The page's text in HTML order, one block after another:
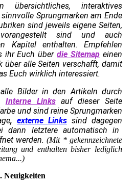
interaktives
Sprungmarken am Ende
sind jeweils eigene Seiten,
sind und auch
Kapitel enthalten. Empfehlen
ihr Euch überdie Sitemap einen
über alle Seiten verschafft, damit
Euch wirklich interessiert.
Bilder in den Artikeln durch
Interne Links auf dieser Seite
und sind reine Sprungmarken
, externe Links sind dagegen
dann letztere automatisch in
werden.(Mit * gekennzeichnete
und enthalten bisher lediglich
Neuigkeiten